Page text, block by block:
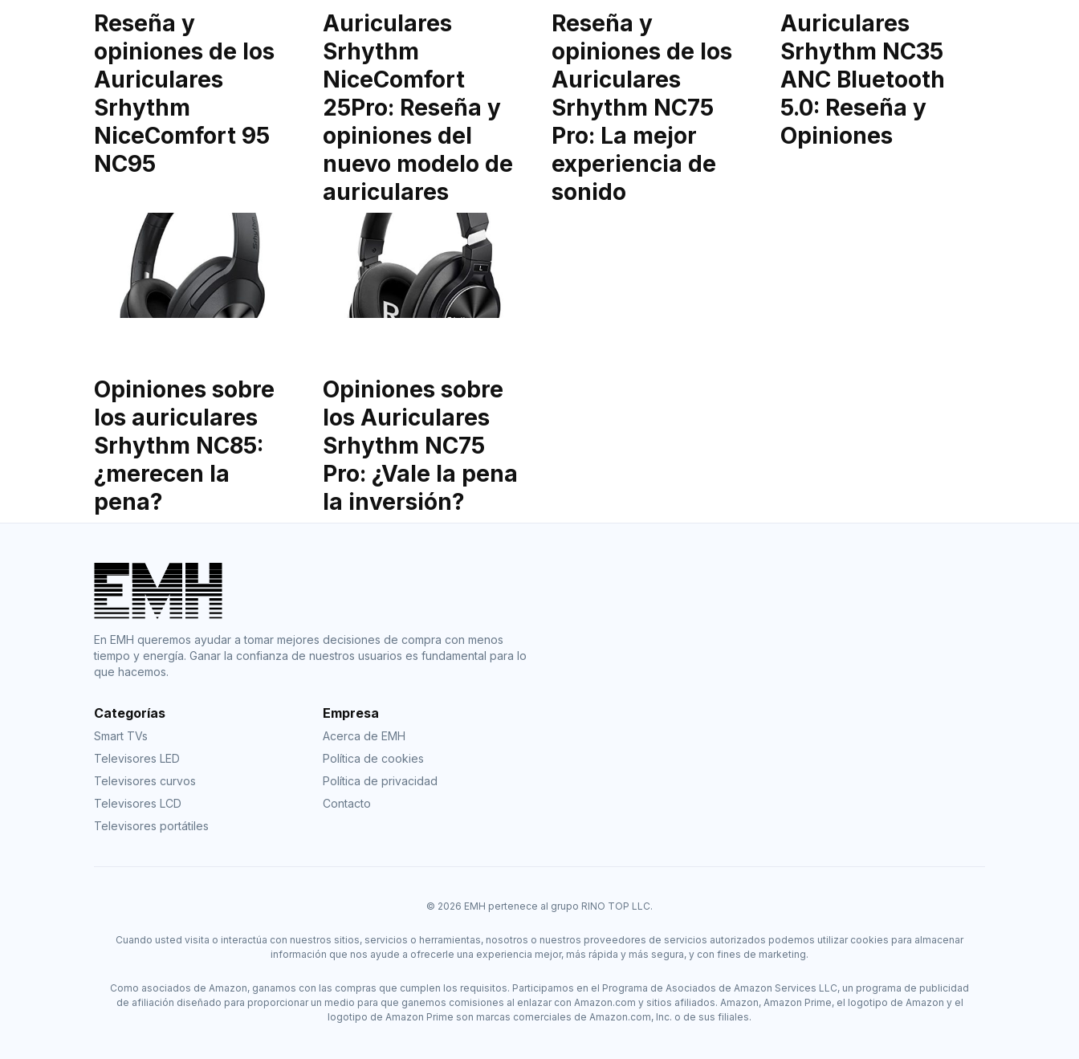
Reseña y
opiniones de los
Auriculares
Srhythm
NiceComfort 95
NC95
Auriculares
Srhythm
NiceComfort
25Pro: Reseña y
opiniones del
nuevo modelo de
auriculares
Reseña y
opiniones de los
Auriculares
Srhythm NC75
Pro: La mejor
experiencia de
sonido
Auriculares
Srhythm NC35
ANC Bluetooth
5.0: Reseña y
Opiniones
Opiniones sobre
los auriculares
Srhythm NC85:
¿merecen la
pena?
Opiniones sobre
los Auriculares
Srhythm NC75
Pro: ¿Vale la pena
la inversión?
En EMH queremos ayudar a tomar mejores decisiones de compra con menos
tiempo y energía. Ganar la confianza de nuestros usuarios es fundamental para lo
que hacemos.
Categorías
Smart TVs
Televisores LED
Televisores curvos
Televisores LCD
Televisores portátiles
Empresa
Acerca de EMH
Política de cookies
Política de privacidad
Contacto
© 2026 EMH pertenece al grupo RINO TOP LLC.
Cuando usted visita o interactúa con nuestros sitios, servicios o herramientas, nosotros o nuestros proveedores de servicios autorizados podemos utilizar cookies para almacenar
información que nos ayude a ofrecerle una experiencia mejor, más rápida y más segura, y con fines de marketing.
Como asociados de Amazon, ganamos con las compras que cumplen los requisitos. Participamos en el Programa de Asociados de Amazon Services LLC, un programa de publicidad
de afiliación diseñado para proporcionar un medio para que ganemos comisiones al enlazar con Amazon.com y sitios afiliados. Amazon, Amazon Prime, el logotipo de Amazon y el
logotipo de Amazon Prime son marcas comerciales de Amazon.com, Inc. o de sus filiales.